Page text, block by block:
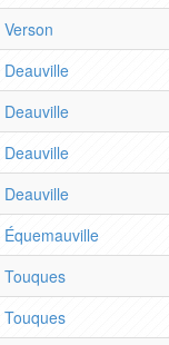
Verson
Deauville
Deauville
Deauville
Deauville
Équemauville
Touques
Touques